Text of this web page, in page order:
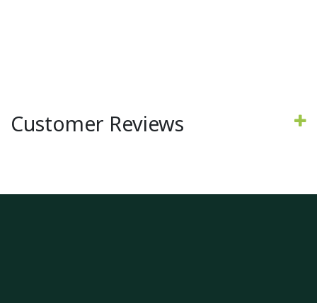
Customer Reviews